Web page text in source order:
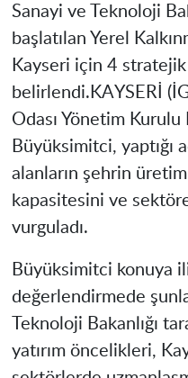
Sanayi ve Teknoloji
başlatılan Yerel
Kayseri için 4 stratejik
belirlendi.KAYSERİ
Odası Yönetim
Büyüksimitci, yaptığı
alanların şehrin
kapasitesini ve
vurguladı.
Büyüksimitci konuya
değerlendirmede
Teknoloji Bakanlığı
yatırım öncelikleri,